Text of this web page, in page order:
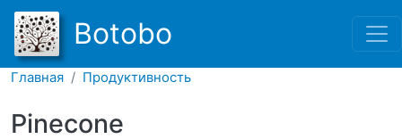
Перейти к основному
Botobo
Главная Продуктивность
Pinecone